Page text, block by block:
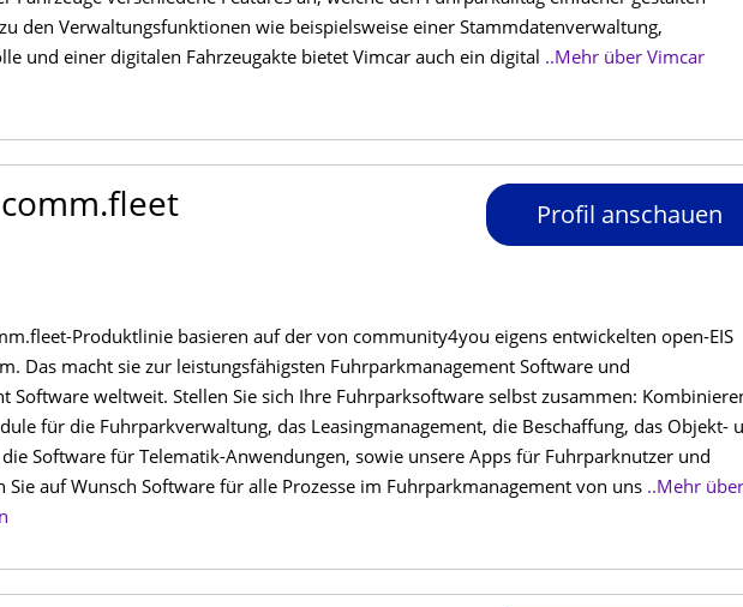
den Verwaltungsfunktionen wie beispielsweise einer Stammdatenverwaltung,
und einer digitalen Fahrzeugakte bietet Vimcar auch ein digital ..Mehr über Vimcar
comm.fleet Profil anschauen
Produktlinie basieren auf der von community4you eigens entwickelten open-EIS
Das macht sie zur leistungsfähigsten Fuhrparkmanagement Software und
Software weltweit. Stellen Sie sich Ihre Fuhrparksoftware selbst zusammen:
für die Fuhrparkverwaltung, das Leasingmanagement, die Beschaffung, das Objekt-
Software für Telematik-Anwendungen, sowie unsere Apps für Fuhrparknutzer und
Sie auf Wunsch Software für alle Prozesse im Fuhrparkmanagement von uns ..Mehr über